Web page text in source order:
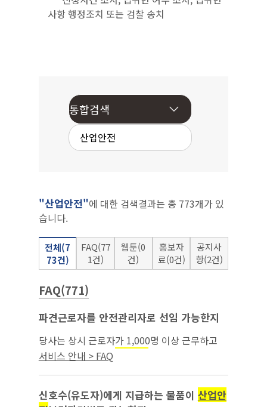
사항 행정조치 또는 검찰 송치
"산업안전"에 대한 검색결과는 총 773개가 있
습니다.
전체(7
73건)
FAQ(77
1건)
웹툰(0
건)
홍보자
료(0건)
공지사
항(2건)
FAQ(771)
파견근로자를 안전관리자로 선임 가능한지
당사는 상시 근로자가 1,000명 이상 근무하고
있는 사업장으로서
보건법 상 안전관리
자 2명, 보건관리자 1명을 선임하고 있는데, 안
전관리자 2명 중 1명을...
서비스 안내 > FAQ
신호수(유도자)에게 지급하는 물품이 산업안